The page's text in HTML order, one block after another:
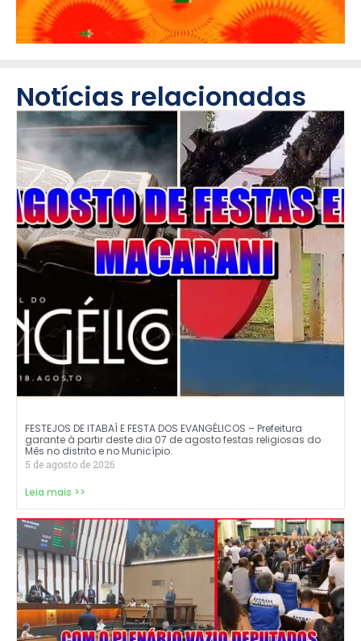
Notícias relacionadas
FESTEJOS DE ITABAÍ E FESTA DOS EVANGÉLICOS – Prefeitura
garante à partir deste dia 07 de agosto festas religiosas do
Mês no distrito e no Município.
5 de agosto de 2026
Leia mais >>